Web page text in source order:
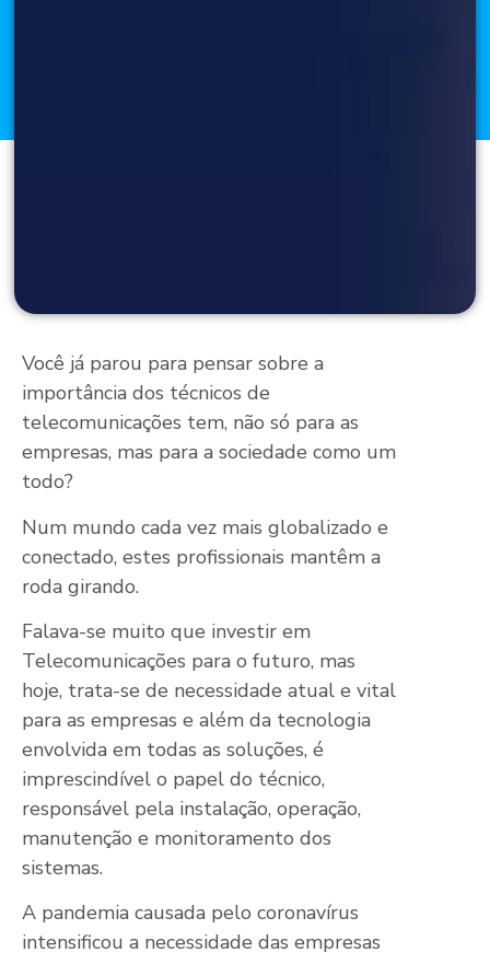
Você já parou para pensar sobre a
importância dos técnicos de
telecomunicações tem, não só para as
empresas, mas para a sociedade como um
todo?
Num mundo cada vez mais globalizado e
conectado, estes profissionais mantêm a
roda girando.
Falava-se muito que investir em
Telecomunicações para o futuro, mas
hoje, trata-se de necessidade atual e vital
para as empresas e além da tecnologia
envolvida em todas as soluções, é
imprescindível o papel do técnico,
responsável pela instalação, operação,
manutenção e monitoramento dos
sistemas.
A pandemia causada pelo coronavírus
intensificou a necessidade das empresas